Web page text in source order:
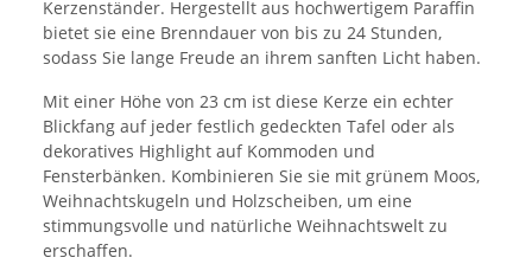
Kerzenständer. Hergestellt aus hochwertigem Paraffin
bietet sie eine Brenndauer von bis zu 24 Stunden,
sodass Sie lange Freude an ihrem sanften Licht haben.
Mit einer Höhe von 23 cm ist diese Kerze ein echter
Blickfang auf jeder festlich gedeckten Tafel oder als
dekoratives Highlight auf Kommoden und
Fensterbänken. Kombinieren Sie sie mit grünem Moos,
Weihnachtskugeln und Holzscheiben, um eine
stimmungsvolle und natürliche Weihnachtswelt zu
erschaffen.